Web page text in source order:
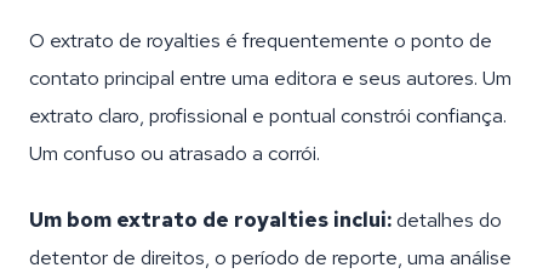
O extrato de royalties é frequentemente o ponto de
contato principal entre uma editora e seus autores. Um
extrato claro, profissional e pontual constrói confiança.
Um confuso ou atrasado a corrói.
Um bom extrato de royalties inclui:detalhes do
detentor de direitos, o período de reporte, uma análise